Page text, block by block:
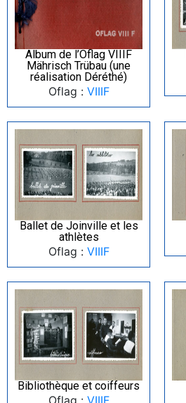
Album de l’Oflag VIIIF
Mährisch Trübau (une
réalisation Déréthé)
Oflag : VIIIF
Ballet de Joinville et les
athlètes
Oflag : VIIIF
Bibliothèque et coiffeurs
Oflag : VIIIF